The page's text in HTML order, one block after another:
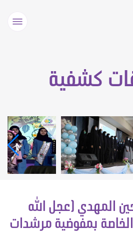
كشفية
المهدي (عجل الله
بمفوضية مرشدات